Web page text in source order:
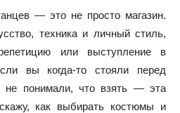
— это не просто магазин.
техника и личный стиль,
или выступление в
вы когда-то стояли перед
не понимали, что взять — эта
как выбирать костюмы и